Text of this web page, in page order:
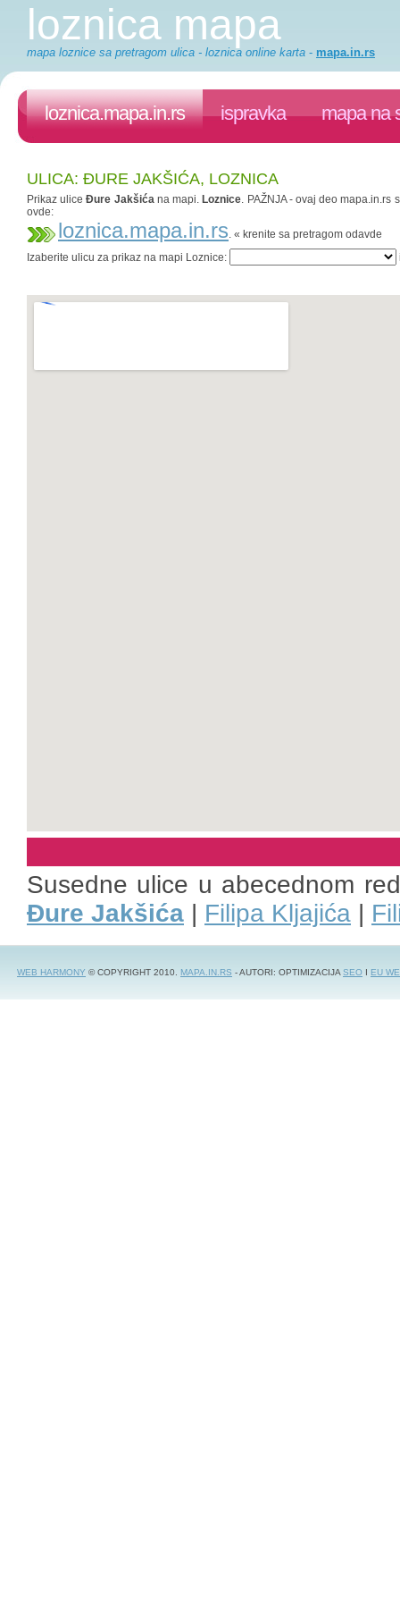
loznica mapa
mapa loznice sa pretragom ulica - loznica online karta - mapa.in.rs
loznica.mapa.in.rs ispravka mapa na
ULICA: ĐURE JAKŠIĆA, LOZNICA
Prikaz uliceĐure Jakšićana mapi. Loznice. PAŽNJA - ovaj deo mapa.in.rs
ovde:
loznica.mapa.in.rs. « krenite sa pretragom odavde
Izaberite ulicu za prikaz na mapi Loznice:
Susedne ulice u abecednom
Đure Jakšića | Filipa Kljajića |
WEB HARMONY © COPYRIGHT 2010. MAPA.IN.RS - AUTORI: OPTIMIZACIJASEO I EU